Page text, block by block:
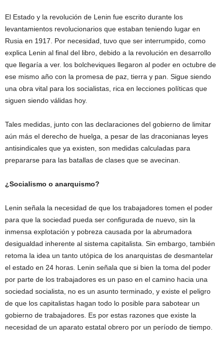
El Estado y la revolución de Lenin fue escrito durante los
levantamientos revolucionarios que estaban teniendo lugar en
Rusia en 1917. Por necesidad, tuvo que ser interrumpido, como
explica Lenin al final del libro, debido a la revolución en desarrollo
que llegaría a ver. los bolcheviques llegaron al poder en octubre de
ese mismo año con la promesa de paz, tierra y pan. Sigue siendo
una obra vital para los socialistas, rica en lecciones políticas que
siguen siendo válidas hoy.
Tales medidas, junto con las declaraciones del gobierno de limitar
aún más el derecho de huelga, a pesar de las draconianas leyes
antisindicales que ya existen, son medidas calculadas para
prepararse para las batallas de clases que se avecinan.
¿Socialismo o anarquismo?
Lenin señala la necesidad de que los trabajadores tomen el poder
para que la sociedad pueda ser configurada de nuevo, sin la
inmensa explotación y pobreza causada por la abrumadora
desigualdad inherente al sistema capitalista. Sin embargo, también
retoma la idea un tanto utópica de los anarquistas de desmantelar
el estado en 24 horas. Lenin señala que si bien la toma del poder
por parte de los trabajadores es un paso en el camino hacia una
sociedad socialista, no es un asunto terminado, y existe el peligro
de que los capitalistas hagan todo lo posible para sabotear un
gobierno de trabajadores. Es por estas razones que existe la
necesidad de un aparato estatal obrero por un período de tiempo.